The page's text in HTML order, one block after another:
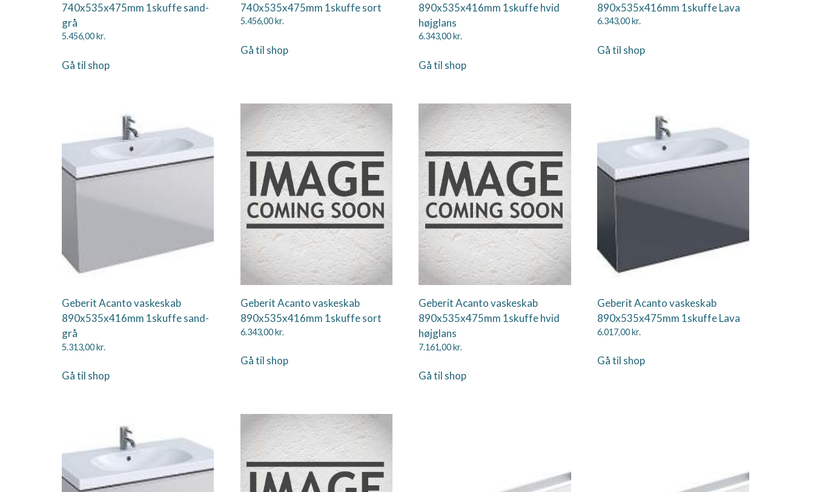
740x535x475mm 1skuffe sand-
grå
5.456,00kr.
Gå til shop
740x535x475mm 1skuffe sort
5.456,00kr.
Gå til shop
890x535x416mm 1skuffe hvid
højglans
6.343,00kr.
Gå til shop
890x535x416mm 1skuffe Lava
6.343,00kr.
Gå til shop
Geberit Acanto vaskeskab
890x535x416mm 1skuffe sand-
grå
5.313,00kr.
Gå til shop
Geberit Acanto vaskeskab
890x535x416mm 1skuffe sort
6.343,00kr.
Gå til shop
Geberit Acanto vaskeskab
890x535x475mm 1skuffe hvid
højglans
7.161,00kr.
Gå til shop
Geberit Acanto vaskeskab
890x535x475mm 1skuffe Lava
6.017,00kr.
Gå til shop